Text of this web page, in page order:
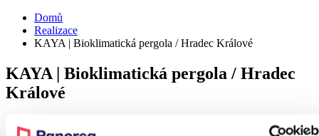
Domů
Realizace
KAYA | Bioklimatická pergola / Hradec Králové
KAYA | Bioklimatická pergola / Hradec
Králové
Detail